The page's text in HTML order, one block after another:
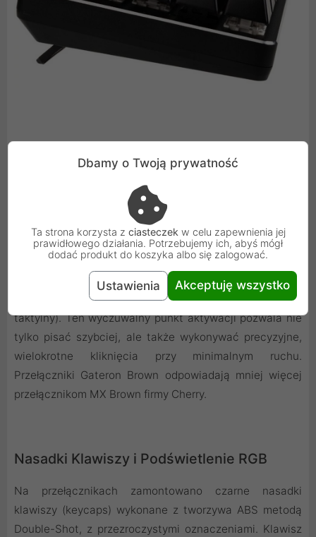
Przełączniki Mechaniczne w Szczegółach:
Gateron Brown
W tej wersji zastosowano przełączniki Gateron Brown.
Klawiatury z tymi przełącznikami stanowią kompromis
między czysto gamingową klawiaturą a idealną
klawiaturą do pisania. Podczas naciskania klawiszy
użytkownik musi pokonać lekki opór, który dotykowo
sygnalizuje moment aktywacji przełącznika (feedback
taktylny). Ten wyczuwalny punkt aktywacji pozwala nie
tylko pisać szybciej, ale także wykonywać precyzyjne,
wielokrotne kliknięcia przy minimalnym ruchu.
Przełączniki Gateron Brown odpowiadają mniej więcej
przełącznikom MX Brown firmy Cherry.
Nasadki Klawiszy i Podświetlenie RGB
Na przełącznikach zamontowano czarne nasadki
klawiszy (keycaps) wykonane z tworzywa ABS metodą
Double-Shot, z przezroczystymi oznaczeniami. Klawisz
Dbamy o Twoją prywatność
Ta strona korzysta z ciasteczek w celu zapewnienia jej
prawidłowego działania. Potrzebujemy ich, abyś mógł
dodać produkt do koszyka albo się zalogować.
Ustawienia Akceptuję wszystko